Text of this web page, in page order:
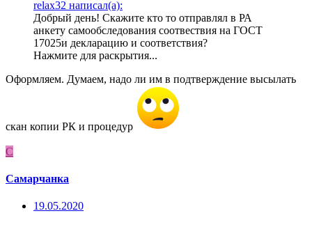
relax32 написал(а):
Добрый день! Скажите кто то отправлял в РА
анкету самообследования соотвествия на ГОСТ
17025и декларацию и соответствия?
Нажмите для раскрытия...
Оформляем. Думаем, надо ли им в подтверждение высылать
скан копии РК и процедур
С
Самарчанка
19.05.2020